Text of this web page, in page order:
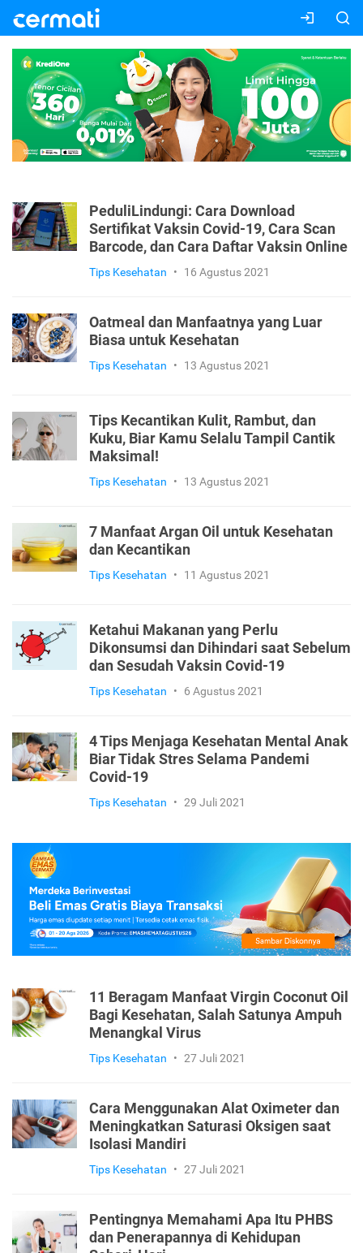
PeduliLindungi: Cara Download
Sertifikat Vaksin Covid-19, Cara Scan
Barcode, dan Cara Daftar Vaksin Online
Tips Kesehatan • 16 Agustus 2021
Oatmeal dan Manfaatnya yang Luar
Biasa untuk Kesehatan
Tips Kesehatan • 13 Agustus 2021
Tips Kecantikan Kulit, Rambut, dan
Kuku, Biar Kamu Selalu Tampil Cantik
Maksimal!
Tips Kesehatan • 13 Agustus 2021
7 Manfaat Argan Oil untuk Kesehatan
dan Kecantikan
Tips Kesehatan • 11 Agustus 2021
Ketahui Makanan yang Perlu
Dikonsumsi dan Dihindari saat Sebelum
dan Sesudah Vaksin Covid-19
Tips Kesehatan • 6 Agustus 2021
4 Tips Menjaga Kesehatan Mental Anak
Biar Tidak Stres Selama Pandemi
Covid-19
Tips Kesehatan • 29 Juli 2021
11 Beragam Manfaat Virgin Coconut Oil
Bagi Kesehatan, Salah Satunya Ampuh
Menangkal Virus
Tips Kesehatan • 27 Juli 2021
Cara Menggunakan Alat Oximeter dan
Meningkatkan Saturasi Oksigen saat
Isolasi Mandiri
Tips Kesehatan • 27 Juli 2021
Pentingnya Memahami Apa Itu PHBS
dan Penerapannya di Kehidupan